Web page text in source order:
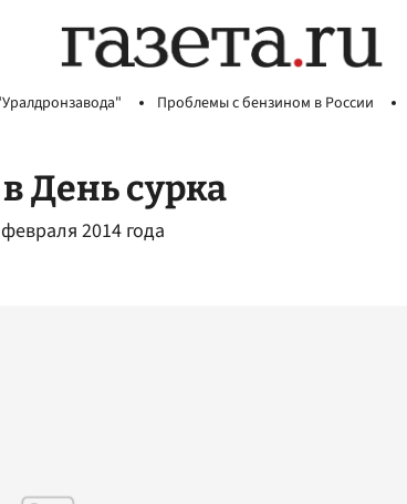
Проблемы с бензином в России
День сурка
2014 года